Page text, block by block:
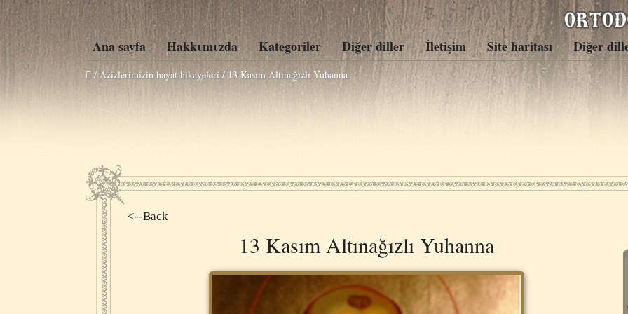
Ana sayfa Hakkιmιzda Kategoriler Diğer diller İletişim Site haritası Diğer
/ Azizlerimizin hayat hikayeleri /13 Kasım Altınağızlı Yuhanna
<--Back
13 Kasım Altınağızlı Yuhanna